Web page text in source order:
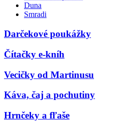
Duna
Smradi
Darčekové poukážky
Čítačky e-kníh
Vecičky od Martinusu
Káva, čaj a pochutiny
Hrnčeky a fľaše